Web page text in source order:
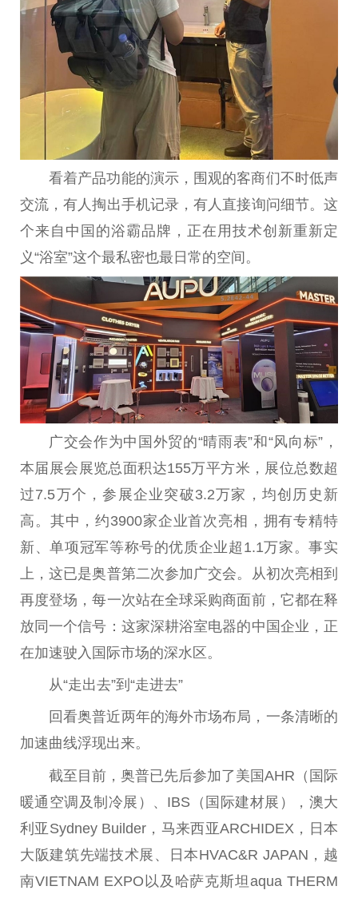
看着产品功能的演示，围观的客商们不时低声
交流，有人掏出手机记录，有人直接询问细节。这
个来自 中国 的浴霸品牌，正在用技术创新重新定
义“浴室”这个最私密也最日常的空间。
广交会作为中国 外贸的“晴雨表”和“风向标”，
本届展会展览总面积达155万平方米，展位总数超
过7.5万个，参展企业突破3.2万家，均创历史新
高。其中，约3900家企业首次亮相，拥有专精特
新、单项冠军等称号的优质企业超1.1万家。事实
上，这已是奥普第二次参加广交会。从初次亮相到
再度登场，每一次站在全球采购商面前，它都在释
放同一个信号：这家深耕浴室电器的中国企业，正
在加速驶入国际市场的深水区。
从“走出去”到“走进去”
回看奥普近两年的海外市场布局，一条清晰的
加速曲线浮现出来。
截至目前，奥普已先后参加了美国AHR（国际
暖通空调及制冷展）、IBS（国际建材展），澳大
利亚Sydney Builder，马来西亚ARCHIDEX，日本
大阪建筑先端技术展、日本HVAC&R JAPAN，越
南VIETNAM EXPO以及哈萨克斯坦aqua THERM